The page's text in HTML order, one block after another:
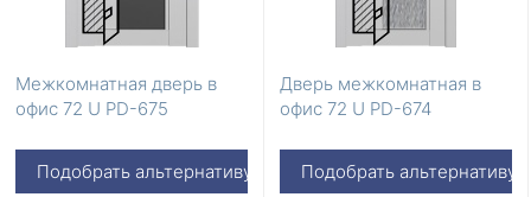
Межкомнатная дверь в
офис 72 U PD-675
Подобрать альтернативу
Дверь межкомнатная в
офис 72 U PD-674
Подобрать альтернативу